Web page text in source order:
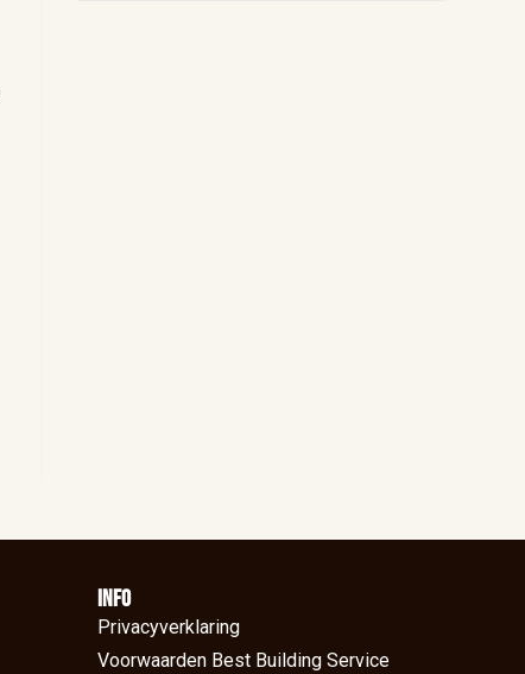
Info
Privacyverklaring
Voorwaarden Best Building Service